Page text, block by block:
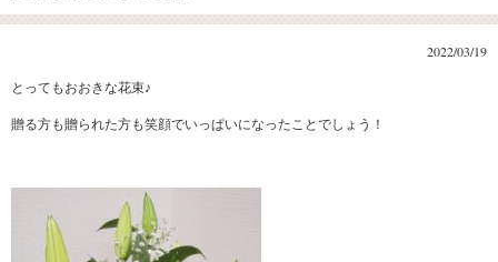
2022/03/19
とってもおおきな花束♪
贈る方も贈られた方も笑顔でいっぱいになったことでしょう！